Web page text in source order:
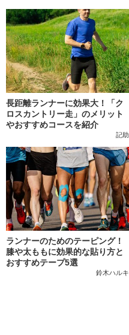
長距離ランナーに効果大！「ク
ロスカントリー走」のメリット
やおすすめコースを紹介
記助
ランナーのためのテーピング！
膝や太ももに効果的な貼り方と
おすすめテープ5選
鈴木ハルキ